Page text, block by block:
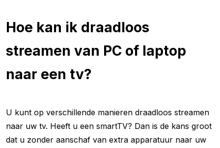
Hoe kan ik draadloos
streamen van PC of laptop
naar een tv?
U kunt op verschillende manieren draadloos streamen
naar uw tv. Heeft u een smartTV? Dan is de kans groot
dat u zonder aanschaf van extra apparatuur naar uw